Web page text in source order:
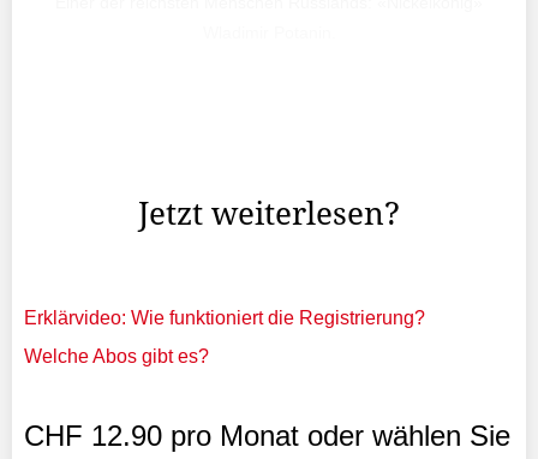
Jetzt weiterlesen?
Erklärvideo: Wie funktioniert die Registrierung?
Welche Abos gibt es?
CHF 12.90 pro Monat oder wählen Sie